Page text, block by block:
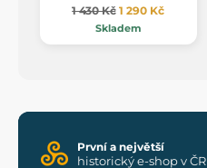
1 430 Kč 1 290 Kč
Skladem
První a největší
historický e-shop v ČR